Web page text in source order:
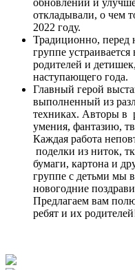
откладывали, о чем
2022 году.
Традиционно, перед
группе
родителей и
наступающего года.
Главный герой
выполненный из
техниках. Авторы в
умения, фантазию,
Каждая работа
поделки из ниток,
бумаги, картона и
группе с детьми мы
новогодние
Предлагаем вам
ребят и их